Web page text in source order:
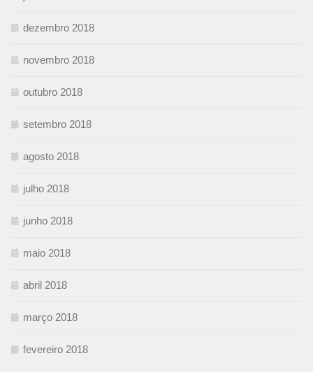
dezembro 2018
novembro 2018
outubro 2018
setembro 2018
agosto 2018
julho 2018
junho 2018
maio 2018
abril 2018
março 2018
fevereiro 2018